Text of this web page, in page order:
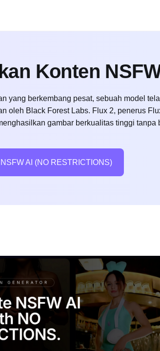
Konten
yang berkembang pesat, sebuah model
oleh Black Forest Labs. Flux 2, penerus
gambar berkualitas tinggi tanpa
AI (NO RESTRICTIONS)